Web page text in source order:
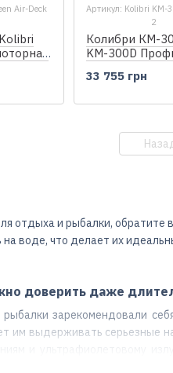
отдыха и рыбалки, обратите
воде, что делает их
доверить даже
зарекомендовали
им выдерживать серьезные
Air-Deck
Артикул: Kolibri KM-
2
Колибри КМ-
KM-300D
лодка +
33 755 грн